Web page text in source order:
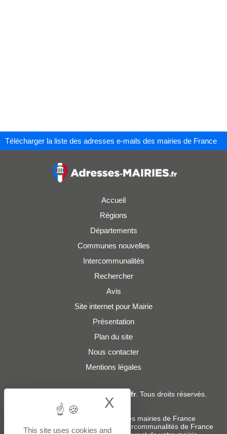
Télécharger la liste des adresses e-mails des mairies de France
Accueil
Régions
Départements
Communes nouvelles
Intercommunalités
Rechercher
Avis
Site internet pour Mairie
Présentation
Plan du site
Nous contacter
Mentions légales
Adresses-Mairies.fr. Tous droits réservés.
Services :
Liste des adresses e-mails des mairies de France
Liste des adresses e-mails des intercommunalités de France
This site uses cookies and
X